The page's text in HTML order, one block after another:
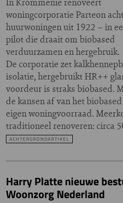
woningcorporatie Parteon
huurwoningen uit 1922 – in
pilot die draait om biobased
verduurzamen en hergebruik.
De corporatie zet
isolatie, hergebruikt HR++
voordeur is straks biobased.
de kansen af van het
eigen woningvoorraad.
traditioneel renoveren: circa
ACHTERGRONDARTIKEL
Harry Platte nieuwe
Woonzorg Nederland